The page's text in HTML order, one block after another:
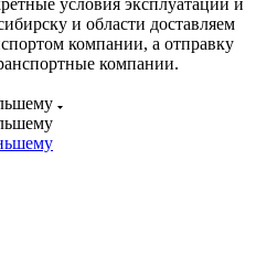
и области доставляем
компании, а отправку
компании.